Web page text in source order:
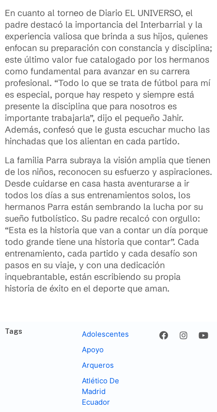
En cuanto al torneo de Diario EL UNIVERSO, el
padre destacó la importancia del Interbarrial y la
experiencia valiosa que brinda a sus hijos, quienes
enfocan su preparación con constancia y disciplina;
este último valor fue catalogado por los hermanos
como fundamental para avanzar en su carrera
profesional. “Todo lo que se trata de fútbol para mí
es especial, porque hay respeto y siempre está
presente la disciplina que para nosotros es
importante trabajarla”, dijo el pequeño Jahir.
Además, confesó que le gusta escuchar mucho las
hinchadas que los alientan en cada partido.
La familia Parra subraya la visión amplia que tienen
de los niños, reconocen su esfuerzo y aspiraciones.
Desde cuidarse en casa hasta aventurarse a ir
todos los días a sus entrenamientos solos, los
hermanos Parra están sembrando la lucha por su
sueño futbolístico. Su padre recalcó con orgullo:
“Esta es la historia que van a contar un día porque
todo grande tiene una historia que contar”. Cada
entrenamiento, cada partido y cada desafío son
pasos en su viaje, y con una dedicación
inquebrantable, están escribiendo su propia
historia de éxito en el deporte que aman.
Tags
Adolescentes
Apoyo
Arqueros
Atlético De
Madrid
Ecuador